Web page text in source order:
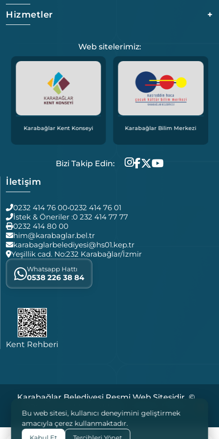
Hizmetler
+
Web sitelerimiz:
Konseyi Karabağlar Bilim Merkezi
Bizi Takip Edin:
İletişim
0232 414 76 00•0232 414 76 01
İstek & Öneriler :0 232 414 77 77
0232 414 80 00
him@karabaglar.bel.tr
karabaglarbelediyesi@hs01.kep.tr
Yeşillik cad. No:232 Karabağlar/İzmir
Whatsapp Hattı
0538 226 38 84
Kent Rehberi
Karabağlar Belediyesi Resmi Web Sitesidir. ©
Yasal Notlar
Bu web sitesi, kullanıcı deneyimini geliştirmek
amacıyla çerez kullanmaktadır.